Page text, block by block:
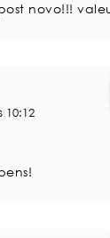
novo!!!
10:12